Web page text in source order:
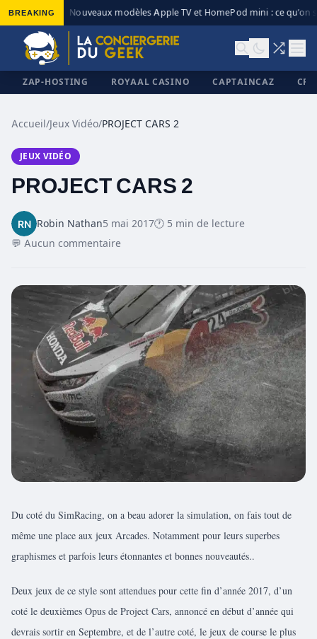
BREAKING Nouveaux modèles Apple TV et HomePod mini : ce qu’on
ZAP-HOSTING ROYAAL CASINO CAPTAINCAZ
Accueil/Jeux Vidéo/PROJECT CARS 2
JEUX VIDÉO
PROJECT CARS 2
Robin Nathan5 mai 2017🕐 5 min de lecture
💬 Aucun commentaire
Du coté du SimRacing, on a beau adorer la simulation, on fais tout de
même une place aux jeux Arcades. Notamment pour leurs superbes
graphismes et parfois leurs étonnantes et bonnes nouveautés..
Deux jeux de ce style sont attendues pour cette fin d’année 2017, d’un
coté le deuxièmes Opus de Project Cars, annoncé en début d’année qui
devrais sortir en Septembre, et de l’autre coté, le jeux de course le plus